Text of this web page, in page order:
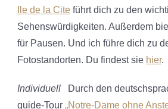
Ile de la Cite führt dich zu den
Sehenswürdigkeiten. Außerdem
für Pausen. Und ich führe dich zu
Fotostandorten. Du findest sie hier.
Individuell
Durch den
guide-Tour „Notre-Dame ohne